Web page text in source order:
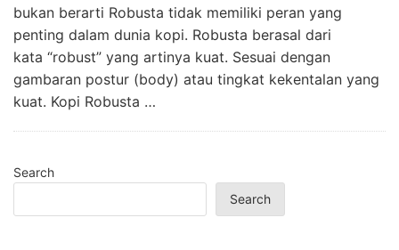
bukan berarti Robusta tidak memiliki peran yang
penting dalam dunia kopi. Robusta berasal dari
kata “robust” yang artinya kuat. Sesuai dengan
gambaran postur (body) atau tingkat kekentalan yang
kuat. Kopi Robusta …
Search
Search